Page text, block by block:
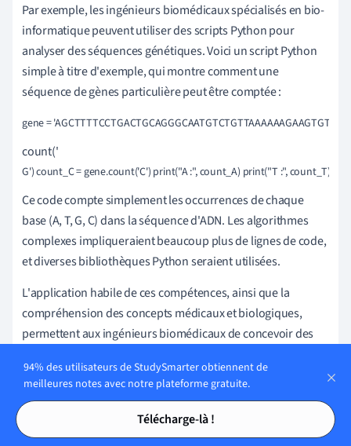
Tables des matières
Tables des matières
Par exemple, les ingénieurs biomédicaux spécialisés en bio-
informatique peuvent utiliser des scripts Python pour
analyser des séquences génétiques. Voici un script Python
simple à titre d'exemple, qui montre comment une
séquence de gènes particulière peut être comptée :
gene =
count('
G') count_C = gene.count('C') print("A :", count_A) print("T :", count_T)
Ce code compte simplement les occurrences de chaque
base (A, T, G, C) dans la séquence d'ADN. Les algorithmes
complexes impliqueraient beaucoup plus de lignes de code,
et diverses bibliothèques Python seraient utilisées.
L'application habile de ces compétences, ainsi que la
compréhension des concepts médicaux et biologiques,
permettent aux ingénieurs biomédicaux de concevoir des
réel, ce qui améliore en fin de compte la qualité de vie de
94% des utilisateurs de StudySmarter obtiennent de
meilleures notes avec notre plateforme gratuite.
Télécharge-là !